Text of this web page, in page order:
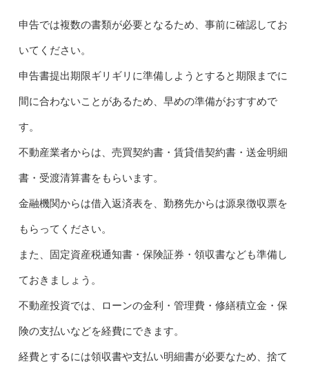
申告では複数の書類が必要となるため、事前に確認してお
いてください。
申告書提出期限ギリギリに準備しようとすると期限までに
間に合わないことがあるため、早めの準備がおすすめで
す。
不動産業者からは、売買契約書・賃貸借契約書・送金明細
書・受渡清算書をもらいます。
金融機関からは借入返済表を、勤務先からは源泉徴収票を
もらってください。
また、固定資産税通知書・保険証券・領収書なども準備し
ておきましょう。
不動産投資では、ローンの金利・管理費・修繕積立金・保
険の支払いなどを経費にできます。
経費とするには領収書や支払い明細書が必要なため、捨て